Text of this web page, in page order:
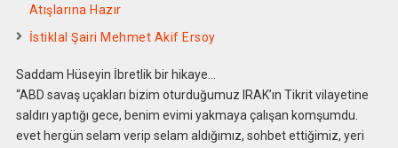
Atışlarına Hazır
İstiklal Şairi Mehmet Akif Ersoy
Saddam Hüseyin İbretlik bir hikaye…
“ABD savaş uçakları bizim oturduğumuz IRAK’ın Tikrit vilayetine
saldırı yaptığı gece, benim evimi yakmaya çalışan komşumdu.
evet hergün selam verip selam aldığımız, sohbet ettiğimiz, yeri